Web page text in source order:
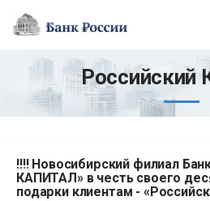
Российский
!!!! Новосибирский филиал
КАПИТАЛ» в честь своего
подарки клиентам -